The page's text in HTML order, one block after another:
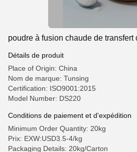
poudre à fusion chaude de transfert
Détails de produit
Place of Origin: China
Nom de marque: Tunsing
Certification: ISO9001:2015
Model Number: DS220
Conditions de paiement et d'expédition
Minimum Order Quantity: 20kg
Prix: EXW:USD3.5-4/kg
Packaging Details: 20kg/Carton